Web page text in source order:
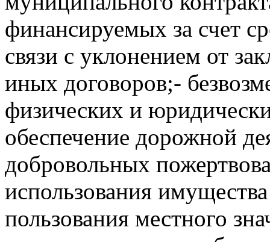
финансируемых за счет
связи с уклонением от
иных договоров;-
физических и
обеспечение дорожной
добровольных
использования
пользования местного